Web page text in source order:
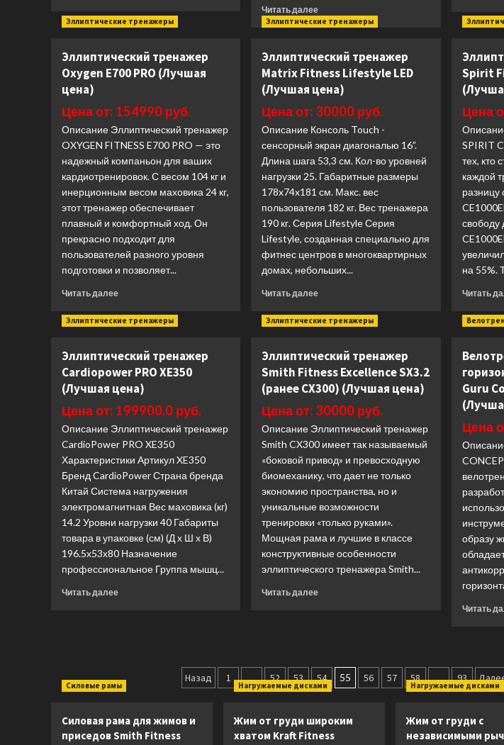
о
Spirit
CSM980
Читать далееПрочитать
больше
эскалатор
Matrix
Endurance
XL
Base
(Лучшая
цена)
Эллиптические тренажеры
Эллиптический тренажер
Oxygen E700 PRO (Лучшая
цена)
Цена от: 154990 руб.
Описание Эллиптический тренажер
OXYGEN FITNESS E700 PRO — это
надежный компаньон для ваших
кардиотренировок. С весом 104 кг и
инерционным весом маховика 24 кг,
этот тренажер обеспечивает
плавный и комфортный ход. Он
прекрасно подходит для
пользователей разного уровня
подготовки и позволяет...
Читать далееПрочитать
о
Oxygen
E700
PRO
цена)
Эллиптические тренажеры
Эллиптический тренажер
Matrix Fitness Lifestyle LED
(Лучшая цена)
Цена от: 30000 руб.
Описание Консоль Touch -
сенсорный экран диагональю 16”.
Длина шага 53,3 см. Кол-во уровней
нагрузки 25. Габаритные размеры
178x74x181 см. Макс. вес
пользователя 182 кг. Вес тренажера
190 кг. Серия Lifestyle Серия
Lifestyle, созданная специально для
фитнес центров в многоквартирных
домах, небольших...
Читать далееПрочитать
о
Matrix
Fitness
Lifestyle
(Лучшая
цена)
Spirit
Цена
SPIRIT
тех, кто
каждой
разницу
свободу
на 55%.
Читать
Эллиптические тренажеры
Эллиптический тренажер
Cardiopower PRO XE350
(Лучшая цена)
Цена от: 199900.0 руб.
Описание Эллиптический тренажер
CardioPower PRO XE350
Характеристики Артикул XE350
Бренд CardioPower Страна бренда
Китай Система нагружения
электромагнитная Вес маховика (кг)
14.2 Уровни нагрузки 40 Габариты
товара в упаковке (см) (Д х Ш х В)
196.5х53х80 Назначение
профессиональное Группа мышц...
Читать далееПрочитать
XE350
Эллиптические тренажеры
Эллиптический тренажер
Smith Fitness Excellence SX3.2
(ранее CX300) (Лучшая цена)
Цена от: 30000 руб.
Описание Эллиптический тренажер
Smith CX300 имеет так называемый
«боковой привод» и превосходную
биомеханику, что дает не только
экономию пространства, но и
уникальные возможности
тренировки «только руками».
Мощная рама и лучшие в классе
конструктивные особенности
эллиптического тренажера Smith...
Читать далееПрочитать
Fitness
Excellence
CX300)
(Лучшая
Guru
Цена
образу
Читать
Пагинация
записей
Назад 1 … 52 53 54 55 56 57 58 … 93
Силовые рамы
Силовая рама для жимов и
приседов Smith Fitness
Нагружаемые дисками
Жим от груди широким
хватом Kraft Fitness
Нагружаемые дисками
Жим от груди с
независимыми